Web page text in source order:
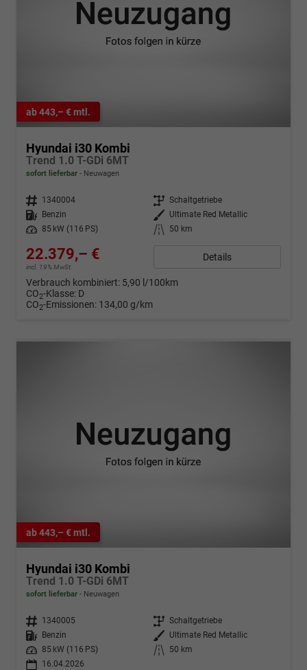
ab 443,– € mtl.
Hyundai i30 Kombi
Trend 1.0 T-GDi 6MT
sofort lieferbar Neuwagen
Fahrzeugnr. 1340004 Getriebe Schaltgetriebe
Kraftstoff
Benzin Außenfarbe
Ultimate Red Metallic
Leistung
85 kW (116 PS) Kilometerstand 50 km
22.379,– €
incl. 19% MwSt.
Details
Verbrauch kombiniert: 5,90 l/100km
CO2-Klasse: D
CO2-Emissionen: 134,00 g/km
ab 443,– € mtl.
Hyundai i30 Kombi
Trend 1.0 T-GDi 6MT
sofort lieferbar Neuwagen
Fahrzeugnr. 1340005 Getriebe Schaltgetriebe
Kraftstoff
Benzin Außenfarbe
Ultimate Red Metallic
Leistung
85 kW (116 PS) Kilometerstand
50 km
16.04.2026